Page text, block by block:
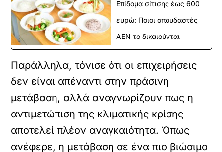
Επίδομα σίτισης έως 600
ευρώ: Ποιοι σπουδαστές
ΑΕΝ το δικαιούνται
Παράλληλα, τόνισε ότι οι επιχειρήσεις
δεν είναι απέναντι στην πράσινη
μετάβαση, αλλά αναγνωρίζουν πως η
αντιμετώπιση της κλιματικής κρίσης
αποτελεί πλέον αναγκαιότητα. Όπως
ανέφερε, η μετάβαση σε ένα πιο βιώσιμο